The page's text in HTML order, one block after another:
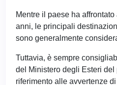
Mentre il paese ha
anni, le principali
sono generalmente
Tuttavia, è sempre
del Ministero degli Esteri del
riferimento alle avvertenze